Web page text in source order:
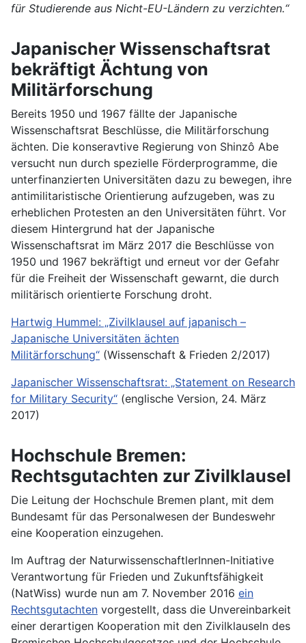
für Studierende aus Nicht-EU-Ländern zu verzichten.“
Japanischer Wissenschaftsrat
bekräftigt Ächtung von
Militärforschung
Bereits 1950 und 1967 fällte der Japanische
Wissenschaftsrat Beschlüsse, die Militärforschung
ächten. Die konseravtive Regierung von Shinzô Abe
versucht nun durch spezielle Förderprogramme, die
unterfinanzierten Universitäten dazu zu bewegen, ihre
antimilitaristische Orientierung aufzugeben, was zu
erheblichen Protesten an den Universitäten führt. Vor
diesem Hintergrund hat der Japanische
Wissenschaftsrat im März 2017 die Beschlüsse von
1950 und 1967 bekräftigt und erneut vor der Gefahr
für die Freiheit der Wissenschaft gewarnt, die durch
militärisch orientierte Forschung droht.
Hartwig Hummel: „Zivilklausel auf japanisch –
Japanische Universitäten ächten
Militärforschung“ (Wissenschaft & Frieden 2/2017)
Japanischer Wissenschaftsrat: „Statement on Research
for Military Security“ (englische Version, 24. März
2017)
Hochschule Bremen:
Rechtsgutachten zur Zivilklausel
Die Leitung der Hochschule Bremen plant, mit dem
Bundesamt für das Personalwesen der Bundeswehr
eine Kooperation einzugehen.
Im Auftrag der NaturwissenschaftlerInnen-Initiative
Verantwortung für Frieden und Zukunftsfähigkeit
(NatWiss) wurde nun am 7. November 2016 ein
Rechtsgutachten vorgestellt, dass die Unvereinbarkeit
einer derartigen Kooperation mit den Zivilklauseln des